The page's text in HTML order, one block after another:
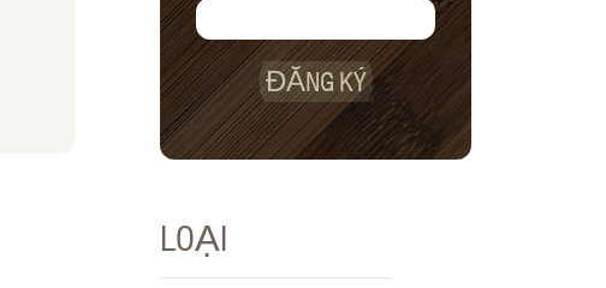
ĐĂNG KÝ
LOẠI